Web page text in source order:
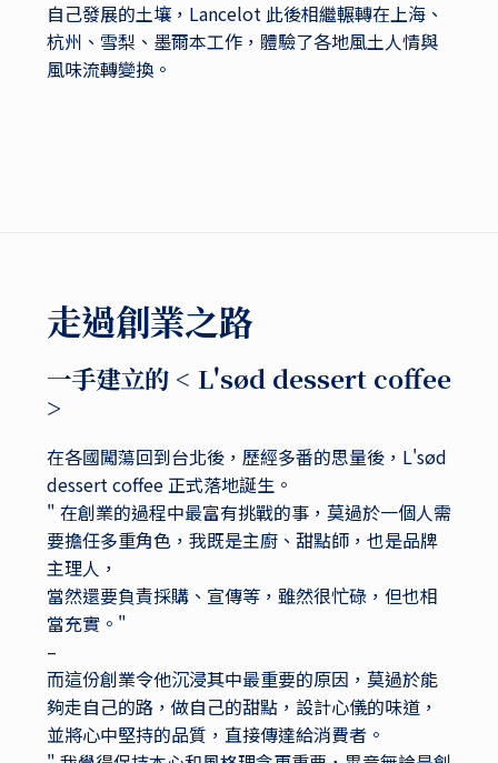
自己發展的土壤，Lancelot 此後相繼輾轉在上海、
杭州、雪梨、墨爾本工作，體驗了各地風土人情與
風味流轉變換。
走過創業之路
一手建立的 < L'sød dessert coffee
>
在各國闖蕩回到台北後，歷經多番的思量後，L'sød
dessert coffee 正式落地誕生。
" 在創業的過程中最富有挑戰的事，莫過於一個人需
要擔任多重角色，我既是主廚、甜點師，也是品牌
主理人，
當然還要負責採購、宣傳等，雖然很忙碌，但也相
當充實。"
–
而這份創業令他沉浸其中最重要的原因，莫過於能
夠走自己的路，做自己的甜點，設計心儀的味道，
並將心中堅持的品質，直接傳達給消費者。